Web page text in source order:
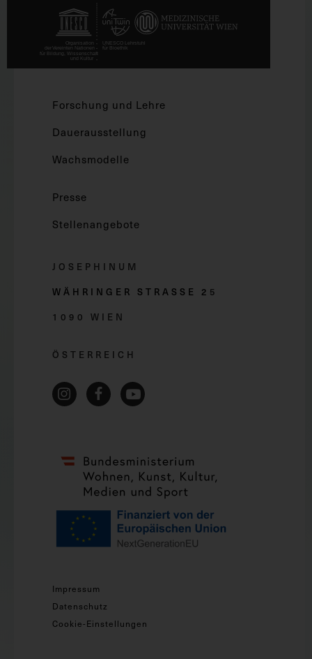
Forschung und Lehre
Dauerausstellung
Wachsmodelle
Presse
Stellenangebote
JOSEPHINUM
WÄHRINGER STRASSE 2 5
1090 WIEN
ÖSTERREICH
Impressum
Datenschutz
Cookie-Einstellungen